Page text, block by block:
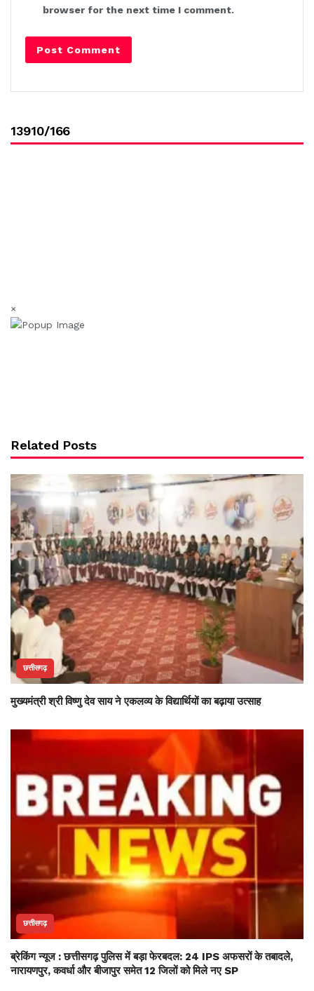
browser for the next time I comment.
13910/166
×
Related Posts
छत्तीसगढ़
मुख्यमंत्री श्री विष्णु देव साय ने एकलव्य के विद्यार्थियों का बढ़ाया उत्साह
छत्तीसगढ़
ब्रेकिंग न्यूज : छत्तीसगढ़ पुलिस में बड़ा फेरबदल: 24 IPS अफसरों के तबादले,
नारायणपुर, कवर्धा और बीजापुर समेत 12 जिलों को मिले नए SP